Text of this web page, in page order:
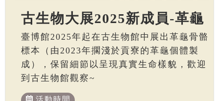
古生物大展2025新成員-革龜
臺博館2025年起在古生物館中展出革龜骨骼
標本（由2023年擱淺於貢寮的革龜個體製
成），保留細節以呈現真實生命樣貌，歡迎
到古生物館觀察~